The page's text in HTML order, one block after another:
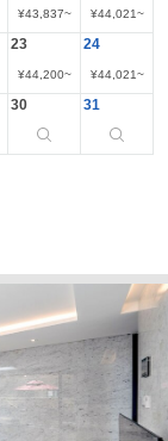
¥43,837~ ¥44,021~
23
¥44,200~
24
¥44,021~
30 31